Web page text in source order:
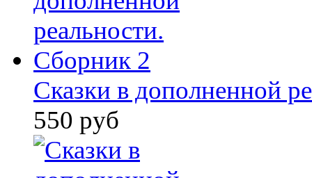
Сказки в дополненной
550 руб